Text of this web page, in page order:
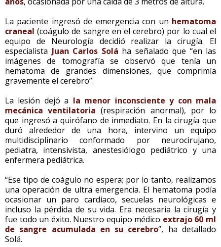
La paciente ingresó de emergencia con un hematoma
craneal (coágulo de sangre en el cerebro) por lo cual el
equipo de Neurología decidió realizar la cirugía. El
especialista Juan Carlos Solá ha señalado que “en las
imágenes de tomografía se observó que tenía un
hematoma de grandes dimensiones, que comprimía
gravemente el cerebro”.
La lesión dejó a la menor inconsciente y con mala
mecánica ventilatoria (respiración anormal), por lo
que ingresó a quirófano de inmediato. En la cirugía que
duró alrededor de una hora, intervino un equipo
multidisciplinario conformado por neurocirujano,
pediatra, intensivista, anestesiólogo pediátrico y una
enfermera pediátrica.
“Ese tipo de coágulo no espera; por lo tanto, realizamos
una operación de ultra emergencia. El hematoma podía
ocasionar un paro cardíaco, secuelas neurológicas e
incluso la pérdida de su vida. Era necesaria la cirugía y
fue todo un éxito. Nuestro equipo médico extrajo 60 ml
de sangre acumulada en su cerebro”, ha detallado
Solá.